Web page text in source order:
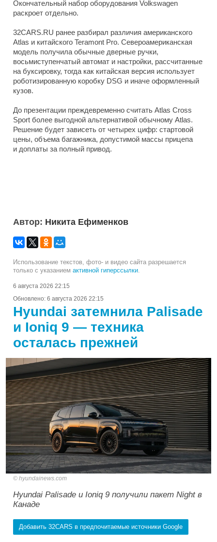
Окончательный набор оборудования Volkswagen
раскроет отдельно.
32CARS.RU ранее разбирал различия американского
Atlas и китайского Teramont Pro. Североамериканская
модель получила обычные дверные ручки,
восьмиступенчатый автомат и настройки, рассчитанные
на буксировку, тогда как китайская версия использует
роботизированную коробку DSG и иначе оформленный
кузов.
До презентации преждевременно считать Atlas Cross
Sport более выгодной альтернативой обычному Atlas.
Решение будет зависеть от четырех цифр: стартовой
цены, объема багажника, допустимой массы прицепа
и доплаты за полный привод.
Автор: Никита Ефименков
Использование текстов, фото- и видео сайта разрешается
только с указанием активной гиперссылки.
6 августа 2026 22:15
Обновлено: 6 августа 2026 22:15
Hyundai затемнила Palisade
и Ioniq 9 — техника
осталась прежней
hyundainews.com
Hyundai Palisade и Ioniq 9 получили пакет Night в
Канаде
Добавить 32CARS в предпочитаемые источники Google